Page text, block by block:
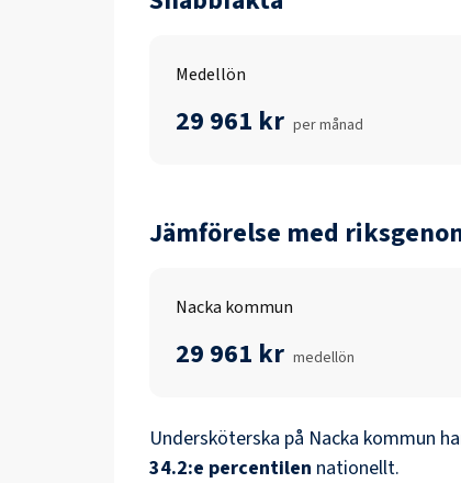
Medellön
29 961 kr per månad
Jämförelse med
Nacka kommun
29 961 kr medellön
Undersköterska på Nacka kommun
34.2:e percentilen nationellt.